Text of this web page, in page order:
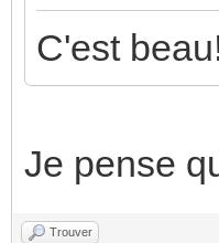
question,
10/06/2021,